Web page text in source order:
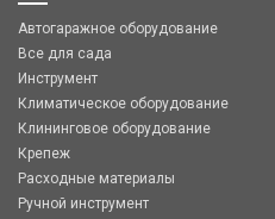
Автогаражное оборудование
Все для сада
Инструмент
Климатическое оборудование
Клининговое оборудование
Крепеж
Расходные материалы
Ручной инструмент